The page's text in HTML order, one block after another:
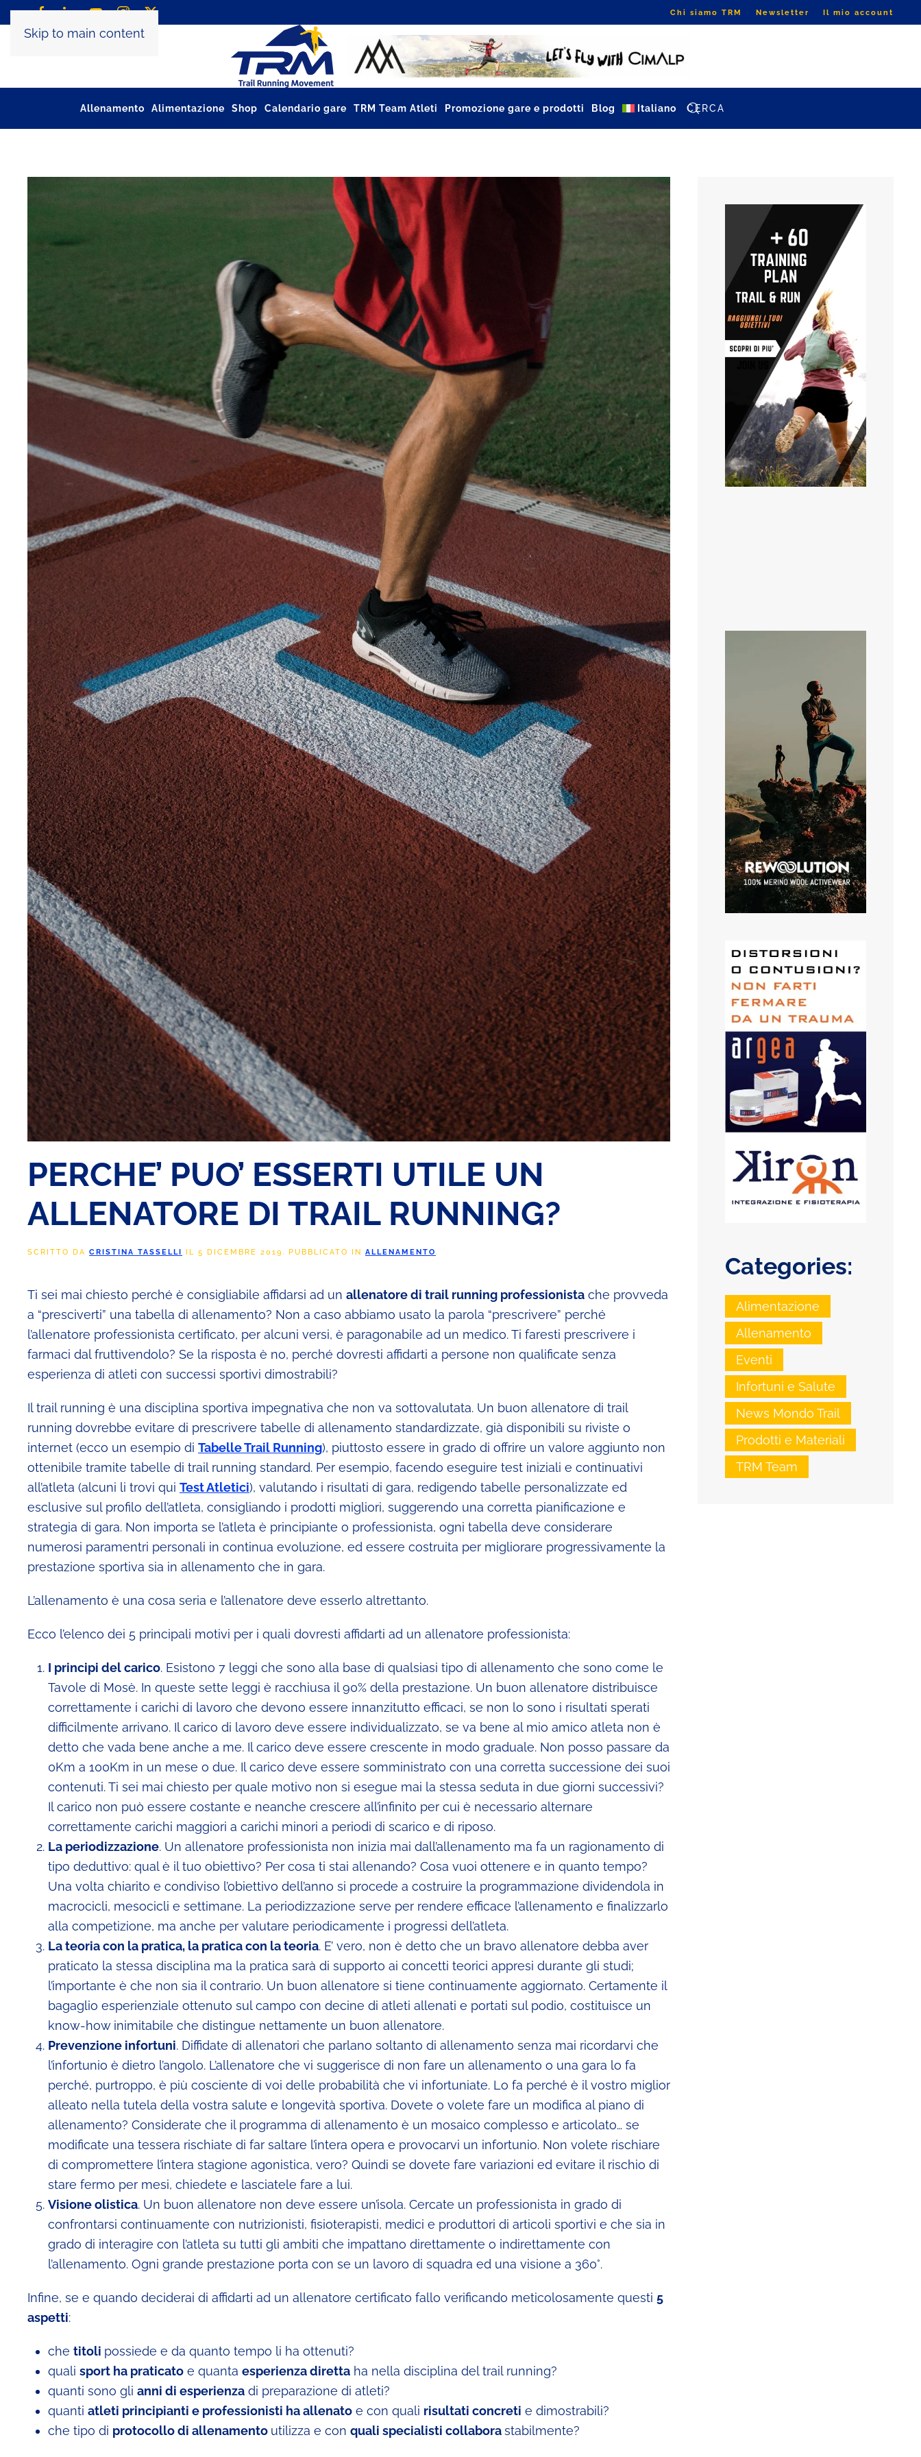
Skip to main content
Chi siamo TRM Newsletter Il mio account
Allenamento Alimentazione Shop Calendario gare TRM Team Atleti Promozione gare e prodotti Blog Italiano
PERCHE’ PUO’ ESSERTI UTILE UN
ALLENATORE DI TRAIL RUNNING?
SCRITTO DA CRISTINA TASSELLI IL 5 DICEMBRE 2019 . PUBBLICATO IN ALLENAMENTO .
Ti sei mai chiesto perché è consigliabile affidarsi ad un allenatore di trail running professionista che provveda
a “presciverti” una tabella di allenamento? Non a caso abbiamo usato la parola “prescrivere” perché
l’allenatore professionista certificato, per alcuni versi, è paragonabile ad un medico. Ti faresti prescrivere i
farmaci dal fruttivendolo? Se la risposta è no, perché dovresti affidarti a persone non qualificate senza
esperienza di atleti con successi sportivi dimostrabili?
Il trail running è una disciplina sportiva impegnativa che non va sottovalutata. Un buon allenatore di trail
running dovrebbe evitare di prescrivere tabelle di allenamento standardizzate, già disponibili su riviste o
internet (ecco un esempio di Tabelle Trail Running), piuttosto essere in grado di offrire un valore aggiunto non
ottenibile tramite tabelle di trail running standard. Per esempio, facendo eseguire test iniziali e continuativi
all’atleta (alcuni li trovi qui Test Atletici), valutando i risultati di gara, redigendo tabelle personalizzate ed
esclusive sul profilo dell’atleta, consigliando i prodotti migliori, suggerendo una corretta pianificazione e
strategia di gara. Non importa se l’atleta è principiante o professionista, ogni tabella deve considerare
numerosi paramentri personali in continua evoluzione, ed essere costruita per migliorare progressivamente la
prestazione sportiva sia in allenamento che in gara.
L’allenamento è una cosa seria e l’allenatore deve esserlo altrettanto.
Ecco l’elenco dei 5 principali motivi per i quali dovresti affidarti ad un allenatore professionista:
I principi del carico. Esistono 7 leggi che sono alla base di qualsiasi tipo di allenamento che sono come le
Tavole di Mosè. In queste sette leggi è racchiusa il 90% della prestazione. Un buon allenatore distribuisce
correttamente i carichi di lavoro che devono essere innanzitutto efficaci, se non lo sono i risultati sperati
difficilmente arrivano. Il carico di lavoro deve essere individualizzato, se va bene al mio amico atleta non è
detto che vada bene anche a me. Il carico deve essere crescente in modo graduale. Non posso passare da
0Km a 100Km in un mese o due. Il carico deve essere somministrato con una corretta successione dei suoi
contenuti. Ti sei mai chiesto per quale motivo non si esegue mai la stessa seduta in due giorni successivi?
Il carico non può essere costante e neanche crescere all’infinito per cui è necessario alternare
correttamente carichi maggiori a carichi minori a periodi di scarico e di riposo.
La periodizzazione. Un allenatore professionista non inizia mai dall’allenamento ma fa un ragionamento di
tipo deduttivo: qual è il tuo obiettivo? Per cosa ti stai allenando? Cosa vuoi ottenere e in quanto tempo?
Una volta chiarito e condiviso l’obiettivo dell’anno si procede a costruire la programmazione dividendola in
macrocicli, mesocicli e settimane. La periodizzazione serve per rendere efficace l’allenamento e finalizzarlo
alla competizione, ma anche per valutare periodicamente i progressi dell’atleta.
La teoria con la pratica, la pratica con la teoria. E’ vero, non è detto che un bravo allenatore debba aver
praticato la stessa disciplina ma la pratica sarà di supporto ai concetti teorici appresi durante gli studi;
l’importante è che non sia il contrario. Un buon allenatore si tiene continuamente aggiornato. Certamente il
bagaglio esperienziale ottenuto sul campo con decine di atleti allenati e portati sul podio, costituisce un
know-how inimitabile che distingue nettamente un buon allenatore.
Prevenzione infortuni. Diffidate di allenatori che parlano soltanto di allenamento senza mai ricordarvi che
l’infortunio è dietro l’angolo. L’allenatore che vi suggerisce di non fare un allenamento o una gara lo fa
perché, purtroppo, è più cosciente di voi delle probabilità che vi infortuniate. Lo fa perché è il vostro miglior
alleato nella tutela della vostra salute e longevità sportiva. Dovete o volete fare un modifica al piano di
allenamento? Considerate che il programma di allenamento è un mosaico complesso e articolato… se
modificate una tessera rischiate di far saltare l’intera opera e provocarvi un infortunio. Non volete rischiare
di compromettere l’intera stagione agonistica, vero? Quindi se dovete fare variazioni ed evitare il rischio di
stare fermo per mesi, chiedete e lasciatele fare a lui.
Visione olistica. Un buon allenatore non deve essere un’isola. Cercate un professionista in grado di
confrontarsi continuamente con nutrizionisti, fisioterapisti, medici e produttori di articoli sportivi e che sia in
grado di interagire con l’atleta su tutti gli ambiti che impattano direttamente o indirettamente con
l’allenamento. Ogni grande prestazione porta con se un lavoro di squadra ed una visione a 360°.
Infine, se e quando deciderai di affidarti ad un allenatore certificato fallo verificando meticolosamente questi 5
aspetti:
che titoli possiede e da quanto tempo li ha ottenuti?
quali sport ha praticato e quanta esperienza diretta ha nella disciplina del trail running?
quanti sono gli anni di esperienza di preparazione di atleti?
quanti atleti principianti e professionisti ha allenato e con quali risultati concreti e dimostrabili?
che tipo di protocollo di allenamento utilizza e con quali specialisti collaborastabilmente?
Categories:
Alimentazione
Allenamento
Eventi
Infortuni e Salute
News Mondo Trail
Prodotti e Materiali
TRM Team